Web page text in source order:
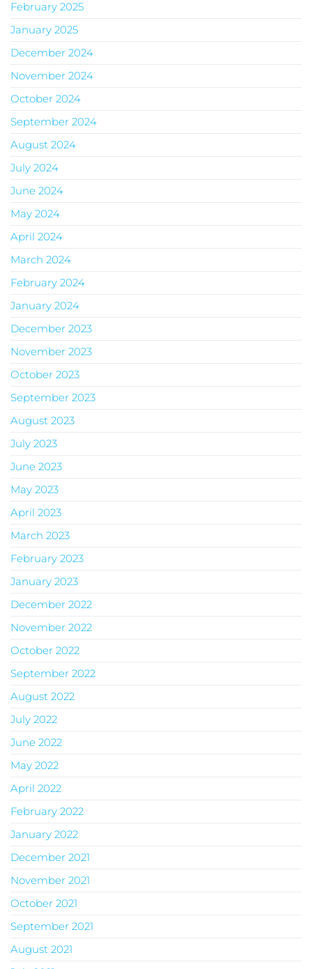
February 2025
January 2025
December 2024
November 2024
October 2024
September 2024
August 2024
July 2024
June 2024
May 2024
April 2024
March 2024
February 2024
January 2024
December 2023
November 2023
October 2023
September 2023
August 2023
July 2023
June 2023
May 2023
April 2023
March 2023
February 2023
January 2023
December 2022
November 2022
October 2022
September 2022
August 2022
July 2022
June 2022
May 2022
April 2022
February 2022
January 2022
December 2021
November 2021
October 2021
September 2021
August 2021